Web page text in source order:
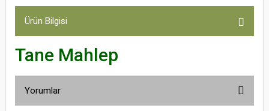
Ürün Bilgisi
Tane Mahlep
Yorumlar